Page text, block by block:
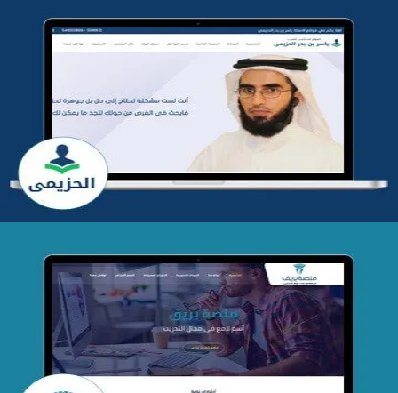
تطوير موقع المدرب ياسر الحزيمي
التفاصيل
تصميم منصة بريق
التفاصيل